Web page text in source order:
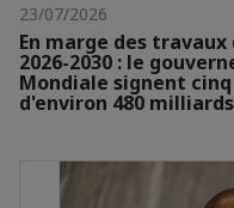
23/07/2026
En marge des
2026-2030 : le
Mondiale signent
d'environ 480